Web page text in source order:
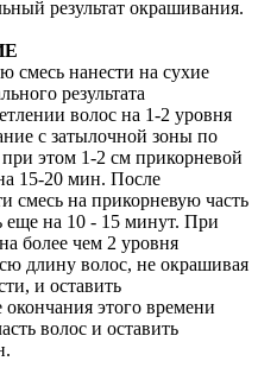
результат окрашивания.
нанести на сухие
результата
волос на 1-2 уровня
с затылочной зоны по
этом 1-2 см прикорневой
15-20 мин. После
смесь на прикорневую часть
еще на 10 - 15 минут. При
более чем 2 уровня
длину волос, не окрашивая
и оставить
этого времени
волос и оставить